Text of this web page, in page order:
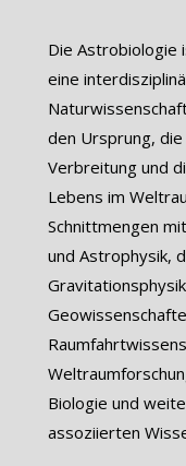
Die Astrobiologie
eine
den Ursprung,
Verbreitung und
Lebens im
Schnittmengen
und Astrophysik,
Biologie und
assoziierten